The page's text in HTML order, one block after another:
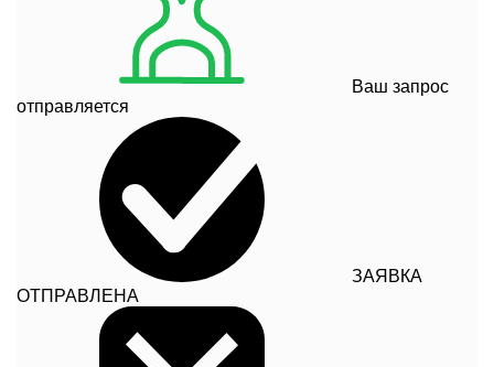
Ваш запрос
отправляется
ЗАЯВКА
ОТПРАВЛЕНА